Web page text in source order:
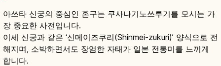
아쓰타 신궁의 중심인 혼구는 쿠사나기노쓰루기를 모시는 가
장 중요한 사전입니다.
이세 신궁과 같은 ‘신메이즈쿠리(Shinmei-zukuri)’ 양식으로 전
해지며, 소박하면서도 장엄한 자태가 일본 전통미를 느끼게
합니다.